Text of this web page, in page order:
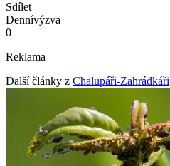
Sdílet
Dennívýzva
0
Reklama
Další články z Chalupáři-Zahrádkáři